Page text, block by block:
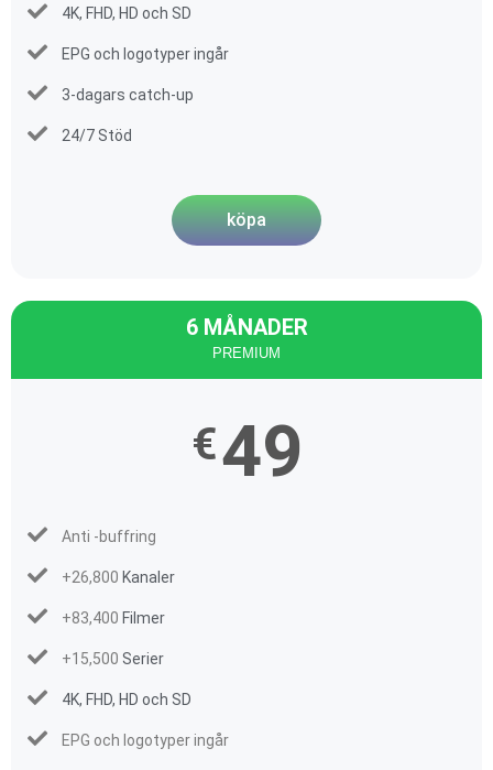
4K, FHD, HD och SD
EPG och logotyper ingår
3-dagars catch-up
24/7 Stöd
köpa
6 MÅNADER
PREMIUM
€49
Anti -buffring
+26,800 Kanaler
+83,400 Filmer
+15,500 Serier
4K, FHD, HD och SD
EPG och logotyper ingår